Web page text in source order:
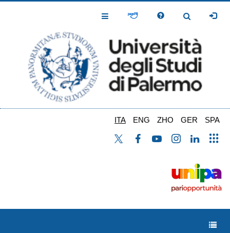
Toggle
Toggle
ITA ENG ZHO GER SPA